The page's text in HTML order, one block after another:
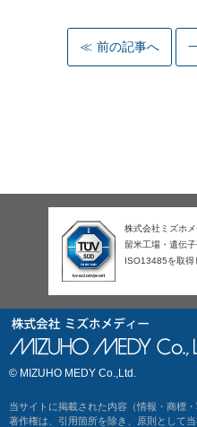
前の記事へ
株式会社ミズホ
留米工場・遺伝
ISO13485を取得
© MIZUHO MEDY Co.,Ltd.
当サイトに掲載された内容（情報・商標
著作権は、引用箇所を除き、原則として